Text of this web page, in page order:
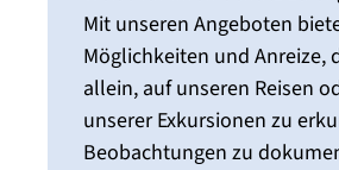
Mit unseren Angeboten
Möglichkeiten und Anreize,
allein, auf unseren Reisen
unserer Exkursionen zu
Beobachtungen zu